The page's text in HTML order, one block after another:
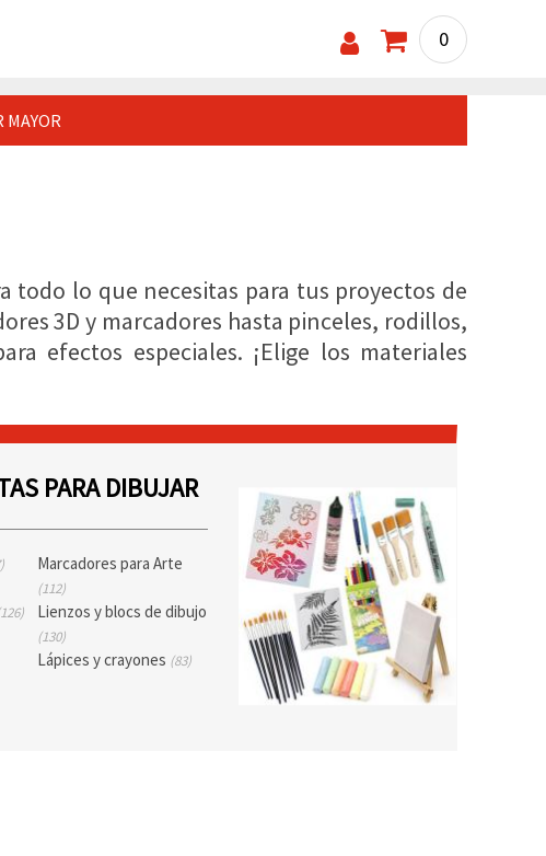
0
MAYOR
todo lo que necesitas para tus proyectos de
3D y marcadores hasta pinceles, rodillos,
efectos especiales. ¡Elige los materiales
PARA DIBUJAR
Marcadores para Arte
(112)
Lienzos y blocs de dibujo
(130)
Lápices y crayones (83)